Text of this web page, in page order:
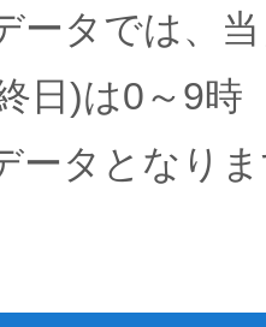
ータでは、
日)は0～9時
ータとなり